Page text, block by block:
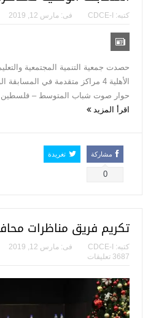
كتبه: CDCE-I فى: مارس 12, 2019
حصدت جمعية التنمية المجتمعية
الأهلية 4 مراكز متقدمة في
حوار صوت شباب المتوسط – فلسطين للعام 2018. وفاز رامز
اقرأ المزيد
مشاركة
0
تغريدة
تكريم فريق مناظرات
كتبه: CDCE-I فى: مارس 12, 2019
3687 تعليقات